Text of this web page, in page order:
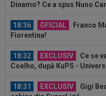
Dinamo? Ce a spus Nuno
18:36 OFICIAL
Franco
Fiorentina!
18:32 EXCLUSIV
Ce se
Coelho, după KuPS -
18:31 EXCLUSIV
Gigi